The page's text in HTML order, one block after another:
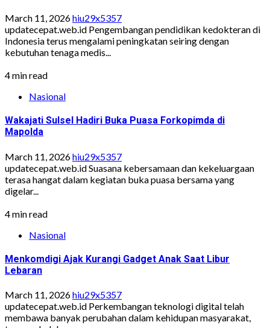
March 11, 2026hiu29x5357
updatecepat.web.id Pengembangan pendidikan kedokteran di
Indonesia terus mengalami peningkatan seiring dengan
kebutuhan tenaga medis...
4 min read
Nasional
Wakajati Sulsel Hadiri Buka Puasa Forkopimda di
Mapolda
March 11, 2026hiu29x5357
updatecepat.web.id Suasana kebersamaan dan kekeluargaan
terasa hangat dalam kegiatan buka puasa bersama yang
digelar...
4 min read
Nasional
Menkomdigi Ajak Kurangi Gadget Anak Saat Libur
Lebaran
March 11, 2026hiu29x5357
updatecepat.web.id Perkembangan teknologi digital telah
membawa banyak perubahan dalam kehidupan masyarakat,